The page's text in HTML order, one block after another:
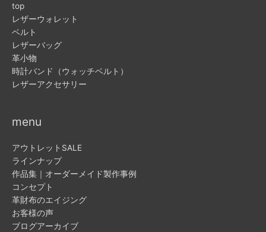
top
レザーウォレット
ベルト
レザーバッグ
革小物
時計バンド（ウォッチベルト）
レザーアクセサリー
menu
アウトレットSALE
ラインナップ
作品集｜オーダーメイド製作事例
コンセプト
革財布のエイジング
お客様の声
ブログアーカイブ